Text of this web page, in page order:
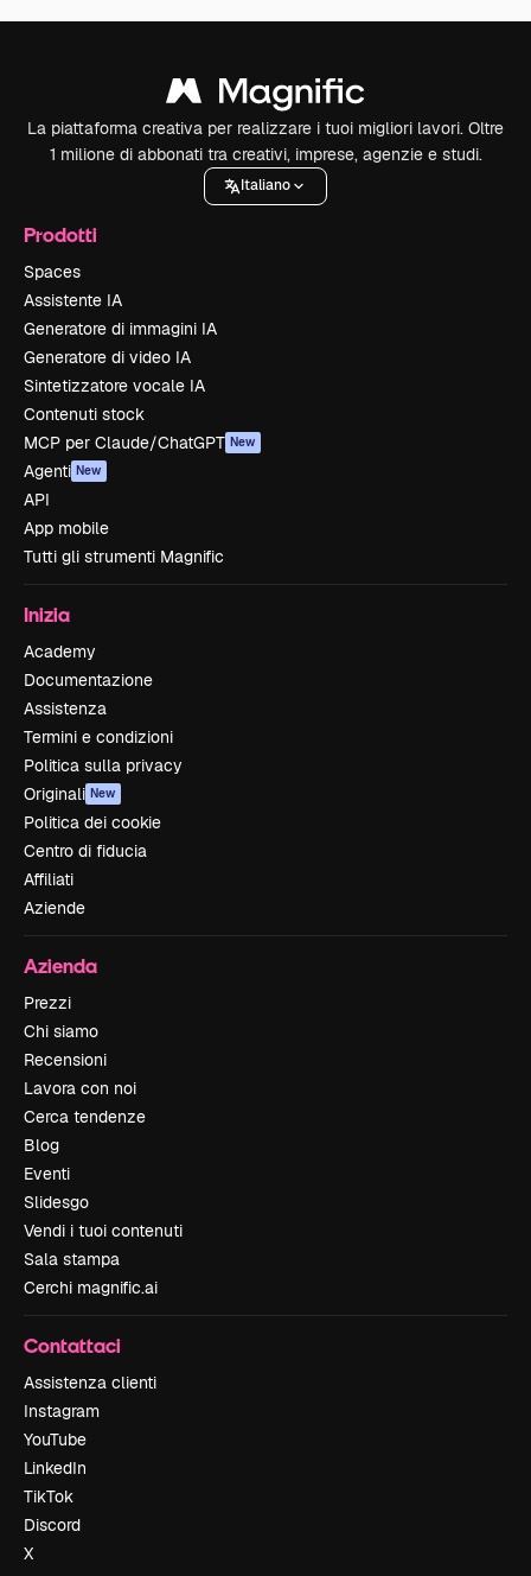
La piattaforma creativa per realizzare i tuoi migliori lavori. Oltre
1 milione di abbonati tra creativi, imprese, agenzie e studi.
Italiano
Prodotti
Spaces
Assistente IA
Generatore di immagini IA
Generatore di video IA
Sintetizzatore vocale IA
Contenuti stock
MCP per Claude/ChatGPT New
Agenti New
API
App mobile
Tutti gli strumenti Magnific
Inizia
Academy
Documentazione
Assistenza
Termini e condizioni
Politica sulla privacy
Originali New
Politica dei cookie
Centro di fiducia
Affiliati
Aziende
Azienda
Prezzi
Chi siamo
Recensioni
Lavora con noi
Cerca tendenze
Blog
Eventi
Slidesgo
Vendi i tuoi contenuti
Sala stampa
Cerchi magnific.ai
Contattaci
Assistenza clienti
Instagram
YouTube
LinkedIn
TikTok
Discord
X